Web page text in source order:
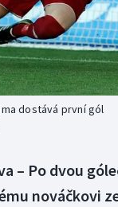
Gymnastika
dostává první gól
– Po dvou
nováčkovi